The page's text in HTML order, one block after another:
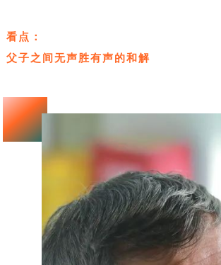
看点：
父子之间无声胜有声的和解